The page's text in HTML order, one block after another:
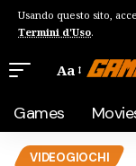
Usando questo sito,
Termini d'Uso.
Aa
Games
VIDEOGIOCHI